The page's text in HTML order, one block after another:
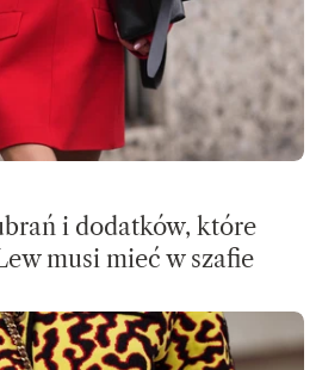
i dodatków, które
musi mieć w szafie